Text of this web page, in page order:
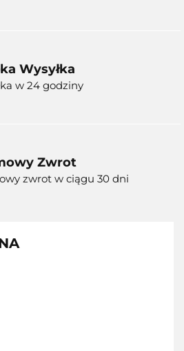
Wysyłka
w 24 godziny
Zwrot
zwrot w ciągu 30 dni